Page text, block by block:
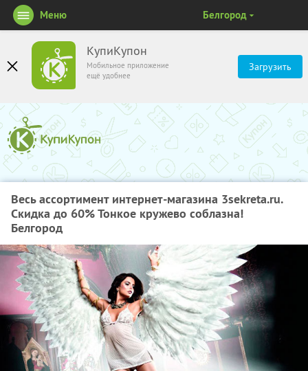
КупиКупон
Мобильное приложение
ещё удобнее
Загрузить
Меню Белгород
Весь ассортимент интернет-магазина 3sekreta.ru.
Скидка до 60% Тонкое кружево соблазна!
Белгород